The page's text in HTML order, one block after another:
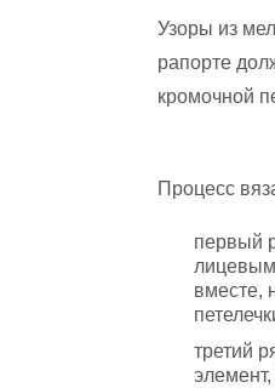
Узоры из
рапорте
кромочной
Процесс
первый
вместе,
третий